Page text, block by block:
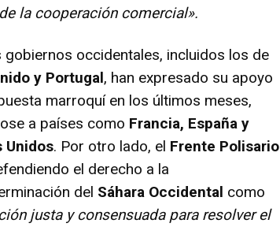
la cooperación comercial».
occidentales, incluidos los de
y Portugal, han expresado su apoyo
marroquí en los últimos meses,
a países como Francia, España y
Unidos. Por otro lado, el Frente Polisario
el derecho a la
del Sáhara Occidental como
justa y consensuada para resolver el